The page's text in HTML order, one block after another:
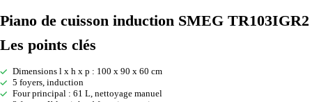
Piano de cuisson induction SMEG TR103IGR2
Les points clés
Dimensions l x h x p : 100 x 90 x 60 cm
5 foyers, induction
Four principal : 61 L, nettoyage manuel